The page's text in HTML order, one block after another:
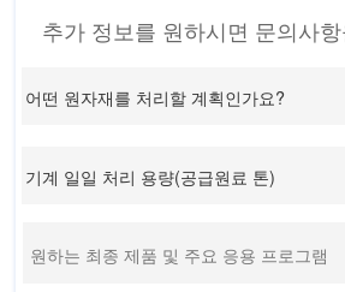
추가 정보를 원하시면 문의사